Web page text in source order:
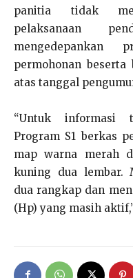
panitia tidak
pelaksanaan
mengedepankan
permohonan
atas tanggal
“Untuk informasi
Program S1 berkas
map warna merah
kuning dua lembar.
dua rangkap dan
(Hp) yang masih